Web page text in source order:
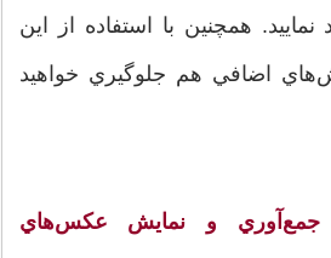
نماييد. همچنين با استفاده از اين
اضافي هم جلوگيري خواهيد
جمع‌آوري و نمايش عکس‌هاي